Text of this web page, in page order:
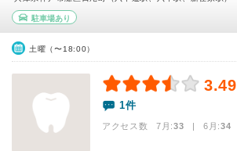
駐車場あり
土曜（〜18:00）
3.49
1件
アクセス数 7月:33 | 6月:34